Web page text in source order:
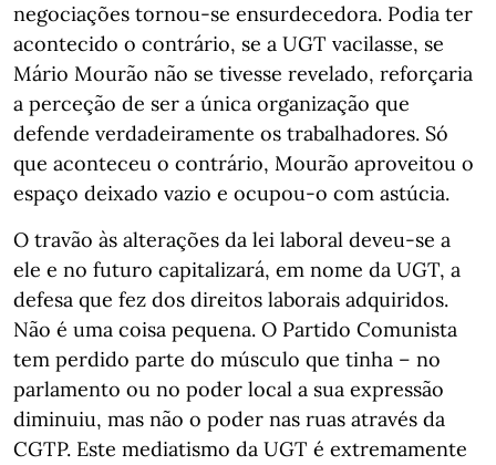
negociações tornou-se ensurdecedora. Podia ter
acontecido o contrário, se a UGT vacilasse, se
Mário Mourão não se tivesse revelado, reforçaria
a perceção de ser a única organização que
defende verdadeiramente os trabalhadores. Só
que aconteceu o contrário, Mourão aproveitou o
espaço deixado vazio e ocupou-o com astúcia.
O travão às alterações da lei laboral deveu-se a
ele e no futuro capitalizará, em nome da UGT, a
defesa que fez dos direitos laborais adquiridos.
Não é uma coisa pequena. O Partido Comunista
tem perdido parte do músculo que tinha – no
parlamento ou no poder local a sua expressão
diminuiu, mas não o poder nas ruas através da
CGTP. Este mediatismo da UGT é extremamente